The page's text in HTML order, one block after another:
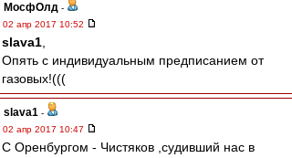
МосфОлд -
02 апр 2017 10:52
slava1
Опять с индивидуальным предписанием от
газовых!(((
slava1 -
02 апр 2017 10:47
С Оренбургом - Чистяков ,судивший нас в